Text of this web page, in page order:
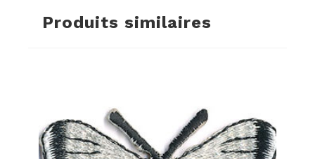
Produits similaires